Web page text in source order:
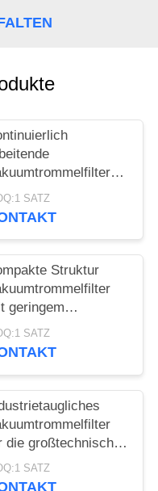
SATZ
Struktur
geringem
und
SS304 für
SATZ
die großtechnische
von
SATZ